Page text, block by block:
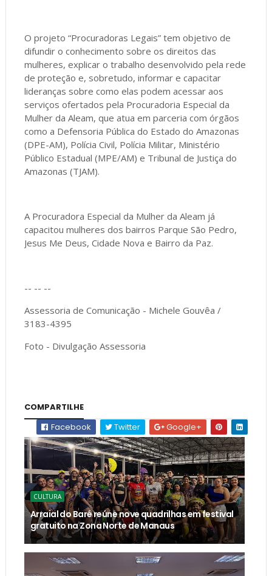
O projeto “Procuradoras Legais” tem objetivo de
difundir o conhecimento sobre os direitos das
mulheres, explicar o trabalho desenvolvido pela rede
de proteção e, sobretudo, informar e capacitar
lideranças sobre como elas podem acessar aos
serviços ofertados pela Procuradoria Especial da
Mulher da Aleam, que atua em parceria com órgãos
como a Defensoria Pública do Estado do Amazonas
(DPE-AM), Polícia Civil, Polícia Militar, Ministério
Público Estadual (MPE/AM) e Tribunal de Justiça do
Amazonas (TJAM).
A Procuradora Especial da Mulher da Aleam já
capacitou mulheres dos bairros Parque São Pedro,
Jesus Me Deus, Cidade Nova e Bairro da Paz.
-- -- --
Assessoria de Comunicação - Michele Gouvêa /
3183-4395
Foto - Divulgação Assessoria
COMPARTILHE
Facebook
Twitter Google+
CULTURA
Arraial do Baré reúne nove quadrilhas em festival
gratuito na Zona Norte de Manaus